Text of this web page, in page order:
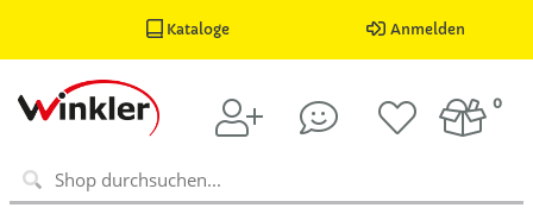
Kataloge Anmelden
0